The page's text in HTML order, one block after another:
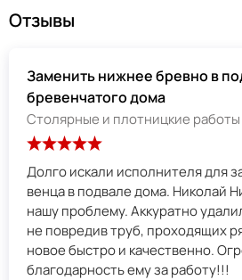
Отзывы
Заменить нижнее бревно в
бревенчатого дома
Столярные и плотницкие работы
Долго искали исполнителя для
венца в подвале дома. Николай Николаевич решил
нашу проблему. Аккуратно
не повредив труб, проходящих
новое быстро и качественно.
благодарность ему за работу!!!